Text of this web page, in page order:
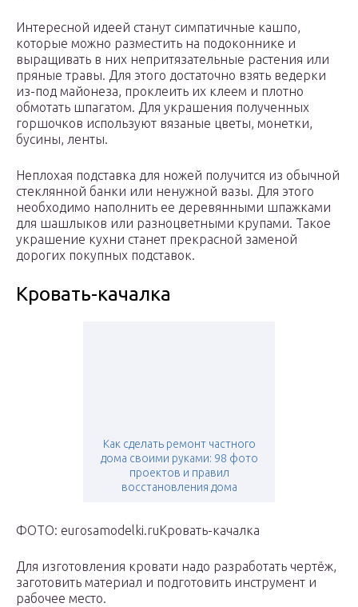
Интересной идеей станут симпатичные кашпо,
которые можно разместить на подоконнике и
выращивать в них непритязательные растения или
пряные травы. Для этого достаточно взять ведерки
из-под майонеза, проклеить их клеем и плотно
обмотать шпагатом. Для украшения полученных
горшочков используют вязаные цветы, монетки,
бусины, ленты.
Неплохая подставка для ножей получится из обычной
стеклянной банки или ненужной вазы. Для этого
необходимо наполнить ее деревянными шпажками
для шашлыков или разноцветными крупами. Такое
украшение кухни станет прекрасной заменой
дорогих покупных подставок.
Кровать-качалка
Как сделать ремонт частного
дома своими руками: 98 фото
проектов и правил
восстановления дома
ФОТО: eurosamodelki.ruКровать-качалка
Для изготовления кровати надо разработать чертёж,
заготовить материал и подготовить инструмент и
рабочее место.